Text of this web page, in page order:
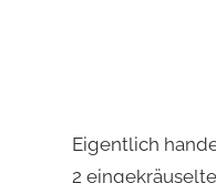
Eigentlich
2